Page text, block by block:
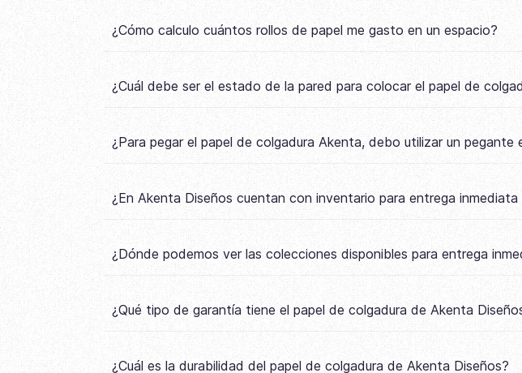
¿Cómo calculo cuántos rollos de papel me gasto en un espacio?
¿Cuál debe ser el estado de la pared para colocar el papel de
¿Para pegar el papel de colgadura Akenta, debo utilizar un pegante
¿En Akenta Diseños cuentan con inventario para entrega
¿Dónde podemos ver las colecciones disponibles para entrega
¿Qué tipo de garantía tiene el papel de colgadura de Akenta
¿Cuál es la durabilidad del papel de colgadura de Akenta Diseños?